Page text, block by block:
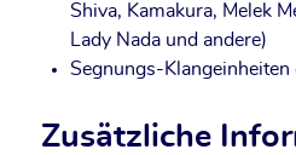
Shi­va, Kama­ku­ra, Melek
Lady Nada und andere)
Seg­nungs-Klang­ein­hei­ten
Zusätzliche